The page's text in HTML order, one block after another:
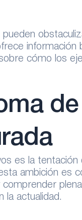
información
cómo los
de
es la tentación
ambición es
la actualidad.